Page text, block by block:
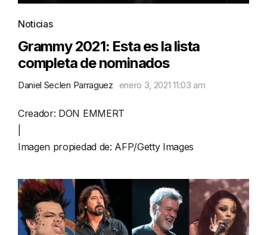
Noticias
Grammy 2021: Esta es la lista
completa de nominados
Daniel Seclen Parraguez enero 3, 2021 11:03 am
Creador: DON EMMERT
Imagen propiedad de: AFP/Getty Images